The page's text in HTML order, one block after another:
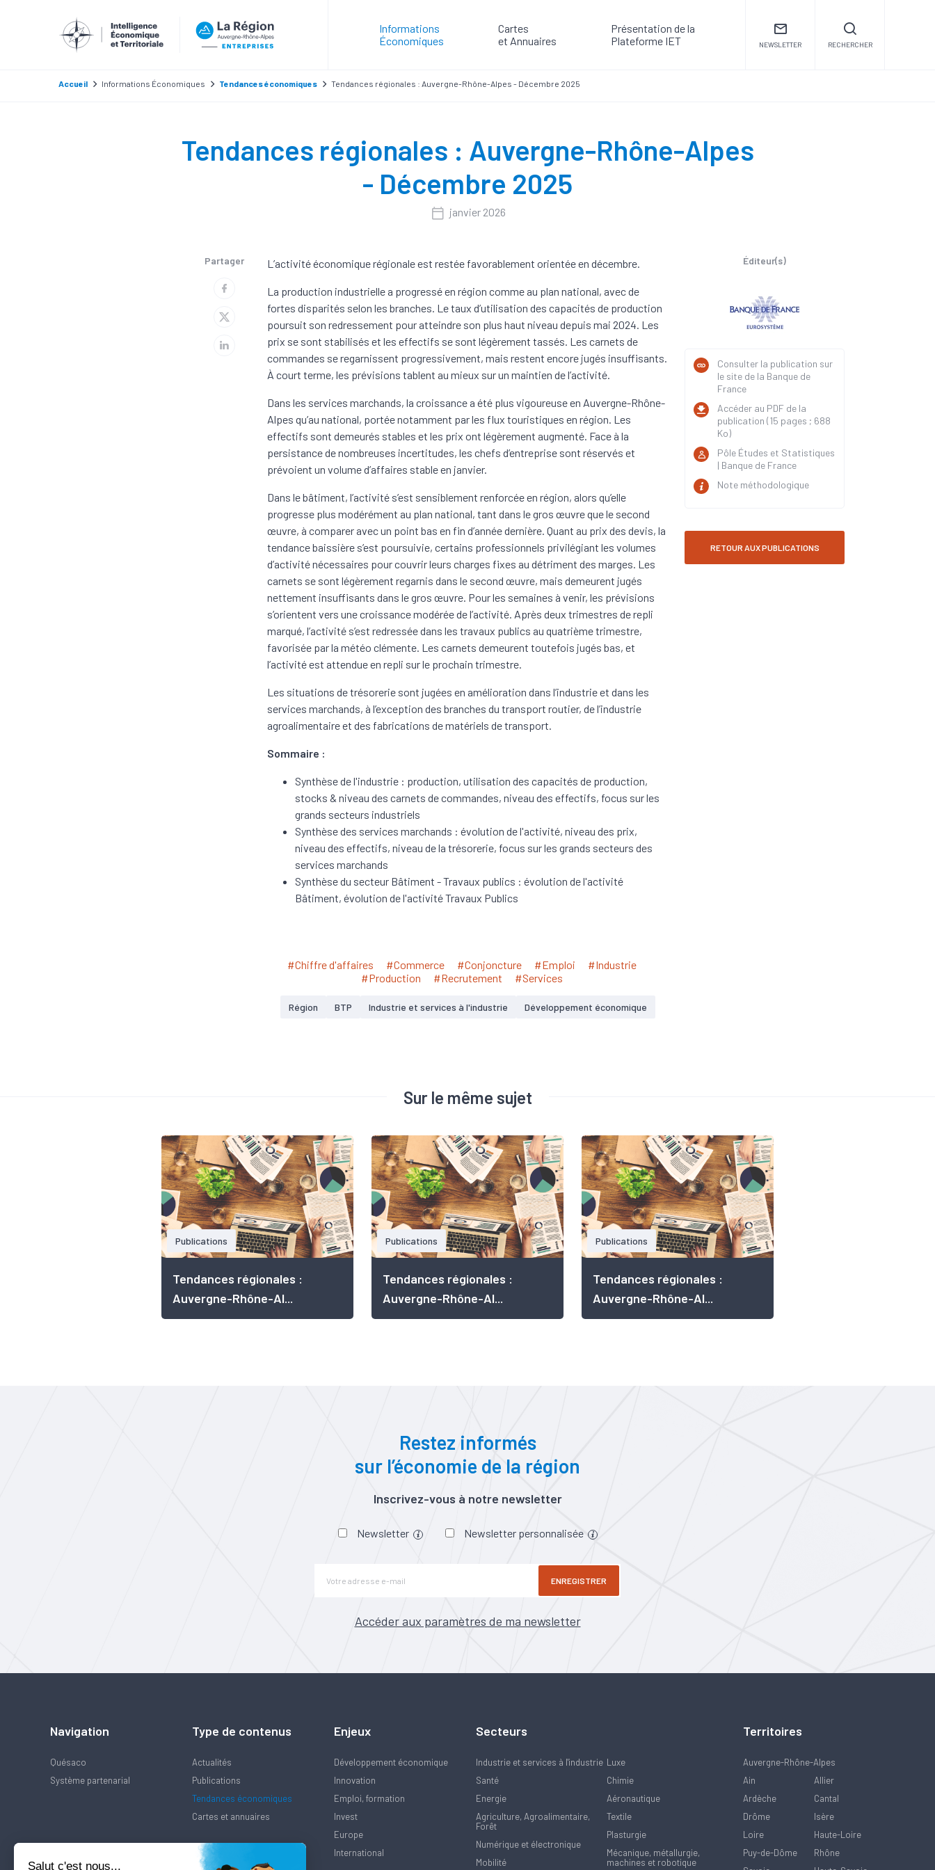
Informations
Économiques
Cartes
et Annuaires
Présentation de la
Plateforme IET
NEWSLETTER RECHERCHER
Accueil Informations Économiques Tendances économiques Tendances régionales : Auvergne-Rhône-Alpes - Décembre 2025
Tendances régionales : Auvergne-Rhône-Alpes
- Décembre 2025
janvier 2026
Partager L’activité économique régionale est restée favorablement orientée en décembre.
La production industrielle a progressé en région comme au plan national, avec de
fortes disparités selon les branches. Le taux d’utilisation des capacités de production
poursuit son redressement pour atteindre son plus haut niveau depuis mai 2024. Les
prix se sont stabilisés et les effectifs se sont légèrement tassés. Les carnets de
commandes se regarnissent progressivement, mais restent encore jugés insuffisants.
À court terme, les prévisions tablent au mieux sur un maintien de l’activité.
Dans les services marchands, la croissance a été plus vigoureuse en Auvergne-Rhône-
Alpes qu’au national, portée notamment par les flux touristiques en région. Les
effectifs sont demeurés stables et les prix ont légèrement augmenté. Face à la
persistance de nombreuses incertitudes, les chefs d’entreprise sont réservés et
prévoient un volume d’affaires stable en janvier.
Dans le bâtiment, l’activité s’est sensiblement renforcée en région, alors qu’elle
progresse plus modérément au plan national, tant dans le gros œuvre que le second
œuvre, à comparer avec un point bas en fin d’année dernière. Quant au prix des devis, la
tendance baissière s’est poursuivie, certains professionnels privilégiant les volumes
d’activité nécessaires pour couvrir leurs charges fixes au détriment des marges. Les
carnets se sont légèrement regarnis dans le second œuvre, mais demeurent jugés
nettement insuffisants dans le gros œuvre. Pour les semaines à venir, les prévisions
s’orientent vers une croissance modérée de l’activité. Après deux trimestres de repli
marqué, l’activité s’est redressée dans les travaux publics au quatrième trimestre,
favorisée par la météo clémente. Les carnets demeurent toutefois jugés bas, et
l’activité est attendue en repli sur le prochain trimestre.
Les situations de trésorerie sont jugées en amélioration dans l’industrie et dans les
services marchands, à l’exception des branches du transport routier, de l’industrie
agroalimentaire et des fabrications de matériels de transport.
Sommaire :
Synthèse de l'industrie : production, utilisation des capacités de production,
stocks & niveau des carnets de commandes, niveau des effectifs, focus sur les
grands secteurs industriels
Synthèse des services marchands : évolution de l'activité, niveau des prix,
niveau des effectifs, niveau de la trésorerie, focus sur les grands secteurs des
services marchands
Synthèse du secteur Bâtiment - Travaux publics : évolution de l'activité
Bâtiment, évolution de l'activité Travaux Publics
Éditeur(s)
Consulter la publication sur
le site de la Banque de
France
Accéder au PDF de la
publication (15 pages ; 688
Ko)
Pôle Études et Statistiques
| Banque de France
Note méthodologique
RETOUR AUX PUBLICATIONS
#Chiffre d'affaires #Commerce #Conjoncture #Emploi
#Industrie
#Production
#Recrutement #Services
Région BTP Industrie et services à l'industrie Développement économique
Sur le même sujet
Publications
Tendances régionales :
Auvergne-Rhône-Al...
Publications
Tendances régionales :
Auvergne-Rhône-Al...
Publications
Tendances régionales :
Auvergne-Rhône-Al...
Restez informés
sur l’économie de la région
Inscrivez-vous à notre newsletter
Newsletter Newsletter personnalisée
ENREGISTRER
Accéder aux paramètres de ma newsletter
Navigation
Quésaco
Système partenarial
Type de contenus
Actualités
Publications
Tendances économiques
Cartes et annuaires
Enjeux
Développement économique
Innovation
Emploi, formation
Invest
Europe
International
Secteurs
Industrie et services à l'industrie
Santé
Energie
Agriculture, Agroalimentaire,
Forêt
Numérique et électronique
Mobilité
Luxe
Chimie
Aéronautique
Textile
Plasturgie
Mécanique, métallurgie,
machines et robotique
Territoires
Auvergne-Rhône-Alpes
Ain
Allier
Ardèche
Cantal
Drôme
Isère
Loire
Haute-Loire
Puy-de-Dôme
Rhône
Salut c'est nous...